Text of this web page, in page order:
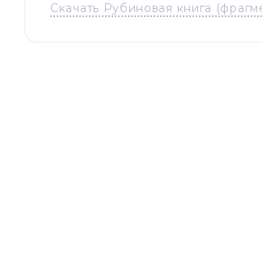
Скачать Рубиновая книга